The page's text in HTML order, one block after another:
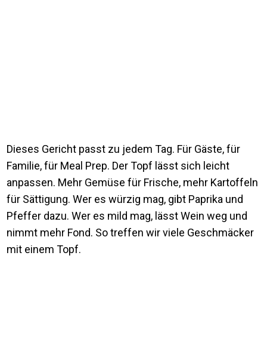
Dieses Gericht passt zu jedem Tag. Für Gäste, für
Familie, für Meal Prep. Der Topf lässt sich leicht
anpassen. Mehr Gemüse für Frische, mehr Kartoffeln
für Sättigung. Wer es würzig mag, gibt Paprika und
Pfeffer dazu. Wer es mild mag, lässt Wein weg und
nimmt mehr Fond. So treffen wir viele Geschmäcker
mit einem Topf.